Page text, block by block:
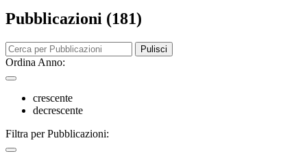
Pubblicazioni (181)
Pulisci
Ordina Anno:
crescente
decrescente
Filtra per Pubblicazioni: